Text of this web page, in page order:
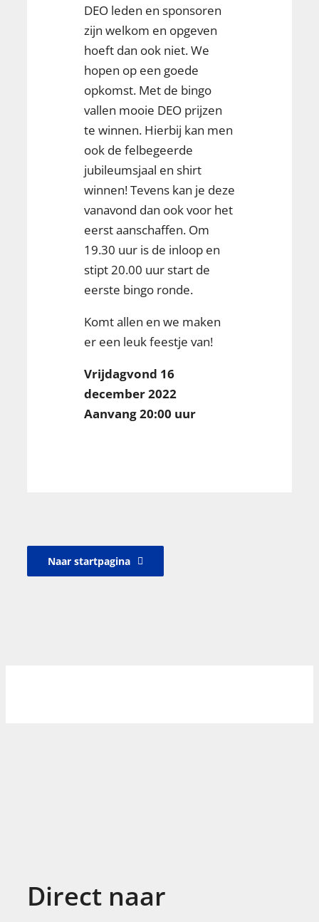
DEO leden en sponsoren
zijn welkom en opgeven
hoeft dan ook niet. We
hopen op een goede
opkomst. Met de bingo
vallen mooie DEO prijzen
te winnen. Hierbij kan men
ook de felbegeerde
jubileumsjaal en shirt
winnen! Tevens kan je deze
vanavond dan ook voor het
eerst aanschaffen. Om
19.30 uur is de inloop en
stipt 20.00 uur start de
eerste bingo ronde.
Komt allen en we maken
er een leuk feestje van!
Vrijdagvond 16
december 2022
Aanvang 20:00 uur
Naar startpagina
Direct naar